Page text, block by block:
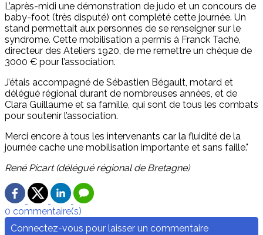
L’après-midi une démonstration de judo et un concours de
baby-foot (très disputé) ont complété cette journée. Un
stand permettait aux personnes de se renseigner sur le
syndrome. Cette mobilisation a permis à Franck Taché,
directeur des Ateliers 1920, de me remettre un chèque de
3000 € pour l’association.
J’étais accompagné de Sébastien Bégault, motard et
délégué régional durant de nombreuses années, et de
Clara Guillaume et sa famille, qui sont de tous les combats
pour soutenir l’association.
Merci encore à tous les intervenants car la fluidité de la
journée cache une mobilisation importante et sans faille."
René Picart (délégué régional de Bretagne)
0 commentaire(s)
Connectez-vous pour laisser un commentaire